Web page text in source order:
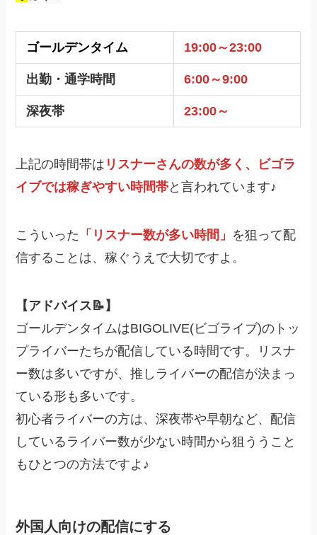
ゴールデンタイム 19:00～23:00
出勤・通学時間 6:00～9:00
深夜帯 23:00～
上記の時間帯は リスナーさんの数が多く、ビゴラ
イブでは稼ぎやすい時間帯と言われています♪
こういった 「リスナー数が多い時間」 を狙って配
信することは、稼ぐうえで大切ですよ。
【アドバイス📝】
ゴールデンタイムはBIGOLIVE(ビゴライブ)のトッ
プライバーたちが配信している時間です。リスナ
ー数は多いですが、推しライバーの配信が決まっ
ている形も多いです。
初心者ライバーの方は、深夜帯や早朝など、配信
しているライバー数が少ない時間から狙ううこと
もひとつの方法ですよ♪
外国人向けの配信にする